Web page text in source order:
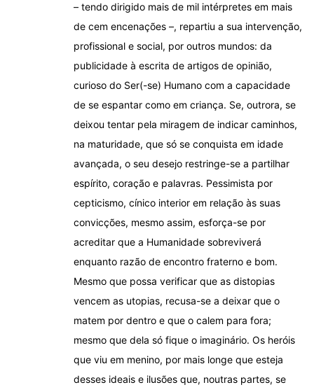
– tendo dirigido mais de mil intérpretes em mais
de cem encenações –, repartiu a sua intervenção,
profissional e social, por outros mundos: da
publicidade à escrita de artigos de opinião,
curioso do Ser(-se) Humano com a capacidade
de se espantar como em criança. Se, outrora, se
deixou tentar pela miragem de indicar caminhos,
na maturidade, que só se conquista em idade
avançada, o seu desejo restringe-se a partilhar
espírito, coração e palavras. Pessimista por
cepticismo, cínico interior em relação às suas
convicções, mesmo assim, esforça-se por
acreditar que a Humanidade sobreviverá
enquanto razão de encontro fraterno e bom.
Mesmo que possa verificar que as distopias
vencem as utopias, recusa-se a deixar que o
matem por dentro e que o calem para fora;
mesmo que dela só fique o imaginário. Os heróis
que viu em menino, por mais longe que esteja
desses ideais e ilusões que, noutras partes, se